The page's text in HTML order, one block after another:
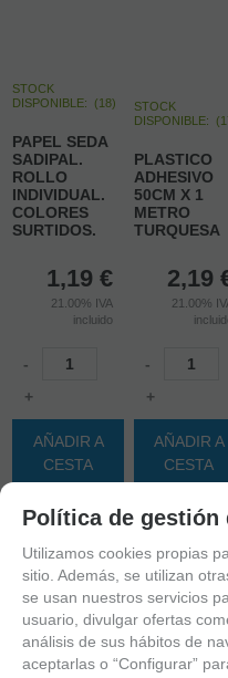
STOCK
DISPONIBLE: (18)
PAPEL SEDA
SADIPAL.
ROLLO
INDIVIDUAL.
COLORES
SURTIDOS.
1,19 €
21.00% IVA
incluido
-
+
AÑADIR A
CESTA
STOCK
DISPONIBLE:
(
PLASTICO
ADHESIVO
50CM X 1
METRO
TURQUESA
2,19
21.00%
-
+
AÑADIR A
CESTA
Política de gestión
Utilizamos cookies propias
sitio. Además, se utilizan
se usan nuestros servicios
usuario, divulgar ofertas
análisis de sus hábitos de
aceptarlas o “Configurar”